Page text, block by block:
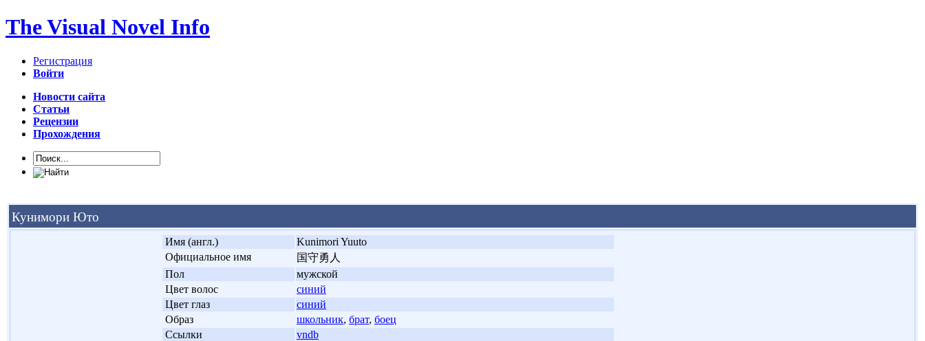
The Visual Novel Info
Регистрация
Войти
Новости сайта
Статьи
Рецензии
Прохождения
Кунимори Юто
Имя (англ.)
Kunimori Yuuto
Официальное имя
国守勇人
Пол
мужской
Цвет волос
синий
Цвет глаз
синий
Образ школьник, брат, боец
Ссылки vndb